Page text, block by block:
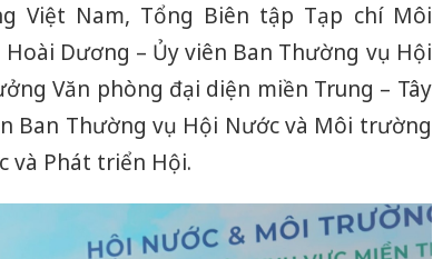
Việt Nam, Tổng Biên tập Tạp chí Môi
Dương – Ủy viên Ban Thường vụ Hội
Văn phòng đại diện miền Trung – Tây
Ban Thường vụ Hội Nước và Môi trường
và Phát triển Hội.